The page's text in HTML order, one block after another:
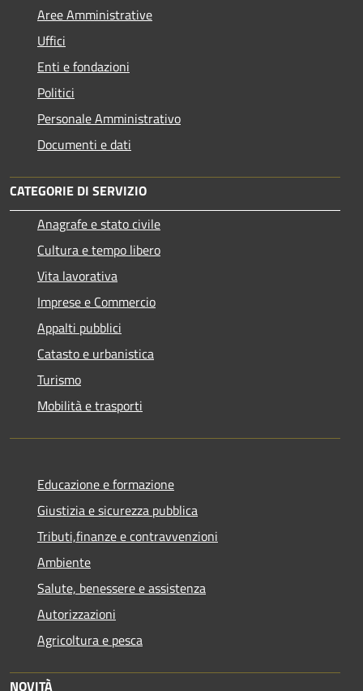
Aree Amministrative
Uffici
Enti e fondazioni
Politici
Personale Amministrativo
Documenti e dati
CATEGORIE DI SERVIZIO
Anagrafe e stato civile
Cultura e tempo libero
Vita lavorativa
Imprese e Commercio
Appalti pubblici
Catasto e urbanistica
Turismo
Mobilità e trasporti
Educazione e formazione
Giustizia e sicurezza pubblica
Tributi,finanze e contravvenzioni
Ambiente
Salute, benessere e assistenza
Autorizzazioni
Agricoltura e pesca
NOVITÀ